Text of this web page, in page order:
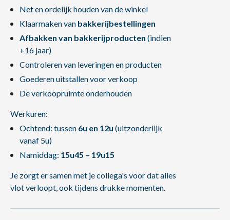
Net en ordelijk houden van de winkel
Klaarmaken van bakkerijbestellingen
Afbakken van bakkerijproducten (indien
+16 jaar)
Controleren van leveringen en producten
Goederen uitstallen voor verkoop
De verkoopruimte onderhouden
Werkuren:
Ochtend: tussen 6u en 12u (uitzonderlijk
vanaf 5u)
Namiddag: 15u45 – 19u15
Je zorgt er samen met je collega's voor dat alles
vlot verloopt, ook tijdens drukke momenten.